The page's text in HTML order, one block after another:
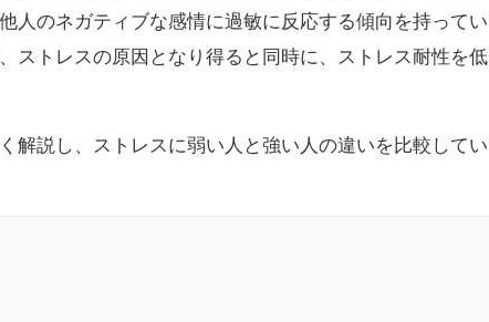
人のネガティブな感情に過敏に反応する傾向を持ってい
ストレスの原因となり得ると同時に、ストレス耐性を低
解説し、ストレスに弱い人と強い人の違いを比較してい